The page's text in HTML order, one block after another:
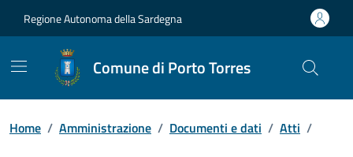
Regione Autonoma della Sardegna
Comune di Porto Torres
Home / Amministrazione / Documenti e dati / Atti /